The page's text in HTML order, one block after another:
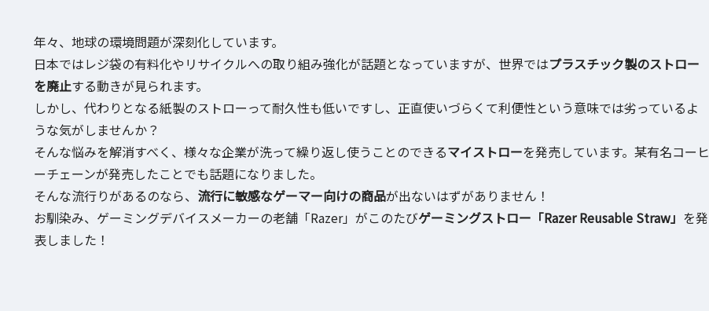
年々、地球の環境問題が深刻化しています。
日本ではレジ袋の有料化やリサイクルへの取り組み強化が話題となっていますが、世界ではプラスチック製のストロー
を廃止する動きが見られます。
しかし、代わりとなる紙製のストローって耐久性も低いですし、正直使いづらくて利便性という意味では劣っているよ
うな気がしませんか？
そんな悩みを解消すべく、様々な企業が洗って繰り返し使うことのできるマイストローを発売しています。某有名コーヒ
ーチェーンが発売したことでも話題になりました。
そんな流行りがあるのなら、 流行に敏感なゲーマー向けの商品が出ないはずがありません！
お馴染み、ゲーミングデバイスメーカーの老舗「Razer」がこのたびゲーミングストロー「Razer Reusable Straw」 を発
表しました！